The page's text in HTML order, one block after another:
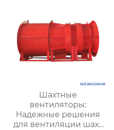
Шахтные
вентиляторы:
Надежные решения
для вентиляции шахт